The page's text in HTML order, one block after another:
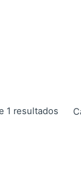
1 resultados